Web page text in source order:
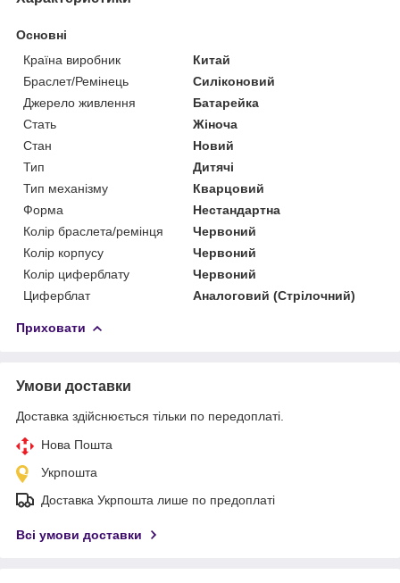
Основні
Країна виробник
Китай
Браслет/Ремінець
Силіконовий
Джерело живлення
Батарейка
Стать
Жіноча
Стан
Новий
Тип
Дитячі
Тип механізму
Кварцовий
Форма
Нестандартна
Колір браслета/ремінця
Червоний
Колір корпусу
Червоний
Колір циферблату
Червоний
Циферблат
Аналоговий (Стрілочний)
Приховати
Умови доставки
Доставка здійснюється тільки по передоплаті.
Нова Пошта
Укрпошта
Доставка Укрпошта лише по предоплаті
Всі умови доставки